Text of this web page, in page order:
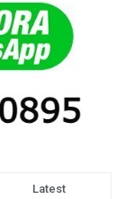
Latest